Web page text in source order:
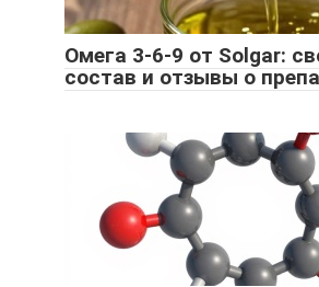
Омега 3-6-9 от Solgar:
состав и отзывы о